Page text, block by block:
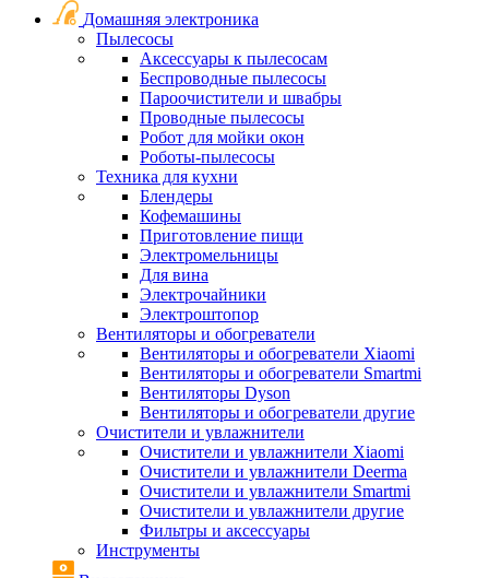
Домашняя электроника
Пылесосы
Аксессуары к пылесосам
Беспроводные пылесосы
Пароочистители и швабры
Проводные пылесосы
Робот для мойки окон
Роботы-пылесосы
Техника для кухни
Блендеры
Кофемашины
Приготовление пищи
Электромельницы
Для вина
Электрочайники
Электроштопор
Вентиляторы и обогреватели
Вентиляторы и обогреватели Xiaomi
Вентиляторы и обогреватели Smartmi
Вентиляторы Dyson
Вентиляторы и обогреватели другие
Очистители и увлажнители
Очистители и увлажнители Xiaomi
Очистители и увлажнители Deerma
Очистители и увлажнители Smartmi
Очистители и увлажнители другие
Фильтры и аксессуары
Инструменты